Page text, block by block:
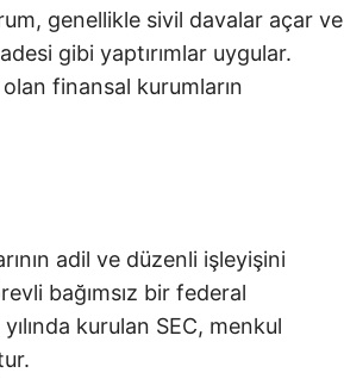
genellikle sivil davalar açar ve
gibi yaptırımlar uygular.
finansal kurumların
adil ve düzenli işleyişini
bağımsız bir federal
kurulan SEC, menkul